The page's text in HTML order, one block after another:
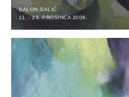
SALON GALIĆ
11. - 23. PROSINCA 2008.